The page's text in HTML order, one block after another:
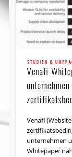
STUDIEN &
Venafi-
Venafi
unternehmen
Whitepaper